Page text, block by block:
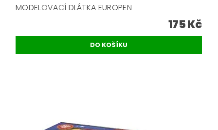
MODELOVACÍ DLÁTKA EUROPEN
175 Kč